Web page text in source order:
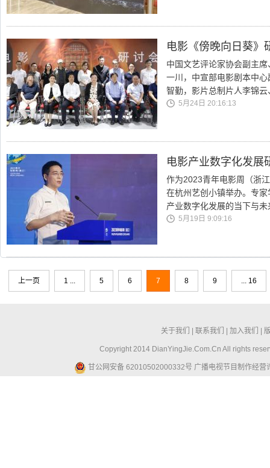
电影《傍晚向日葵》
中国文艺评论家协会副主
一川，中宣部电影剧本中
智勤，影片总制片人李锦
5月24日 20:16:13
电影产业数字化发展
作为2023青年电影周（浙
在杭州艺创小镇举办。专
产业数字化发展的当下与未
5月19日 9:09:16
上一页 1 ... 5 6 7 8 9 ... 16
关于我们 联系我们 加入我们
Copyright 2014 DianYingJie.Com.Cn All rights
甘公网安备 62010502000332号 广播电视节目制作经